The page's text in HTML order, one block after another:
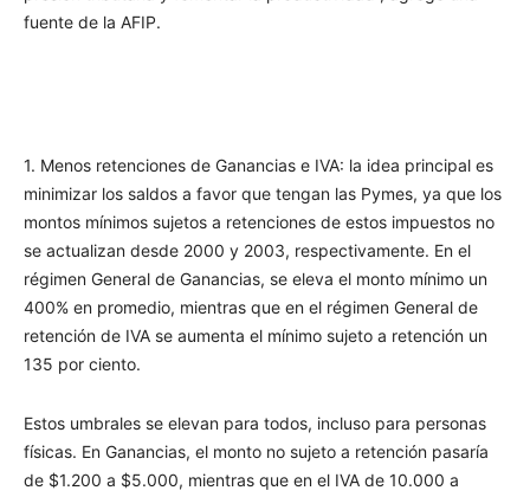
fuente de la AFIP.
1. Menos retenciones de Ganancias e IVA: la idea principal es
minimizar los saldos a favor que tengan las Pymes, ya que los
montos mínimos sujetos a retenciones de estos impuestos no
se actualizan desde 2000 y 2003, respectivamente. En el
régimen General de Ganancias, se eleva el monto mínimo un
400% en promedio, mientras que en el régimen General de
retención de IVA se aumenta el mínimo sujeto a retención un
135 por ciento.
Estos umbrales se elevan para todos, incluso para personas
físicas. En Ganancias, el monto no sujeto a retención pasaría
de $1.200 a $5.000, mientras que en el IVA de 10.000 a